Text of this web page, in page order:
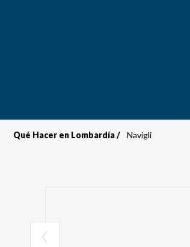
Sobrescribir
ayuda
Qué Hacer en Lombardía Navigli